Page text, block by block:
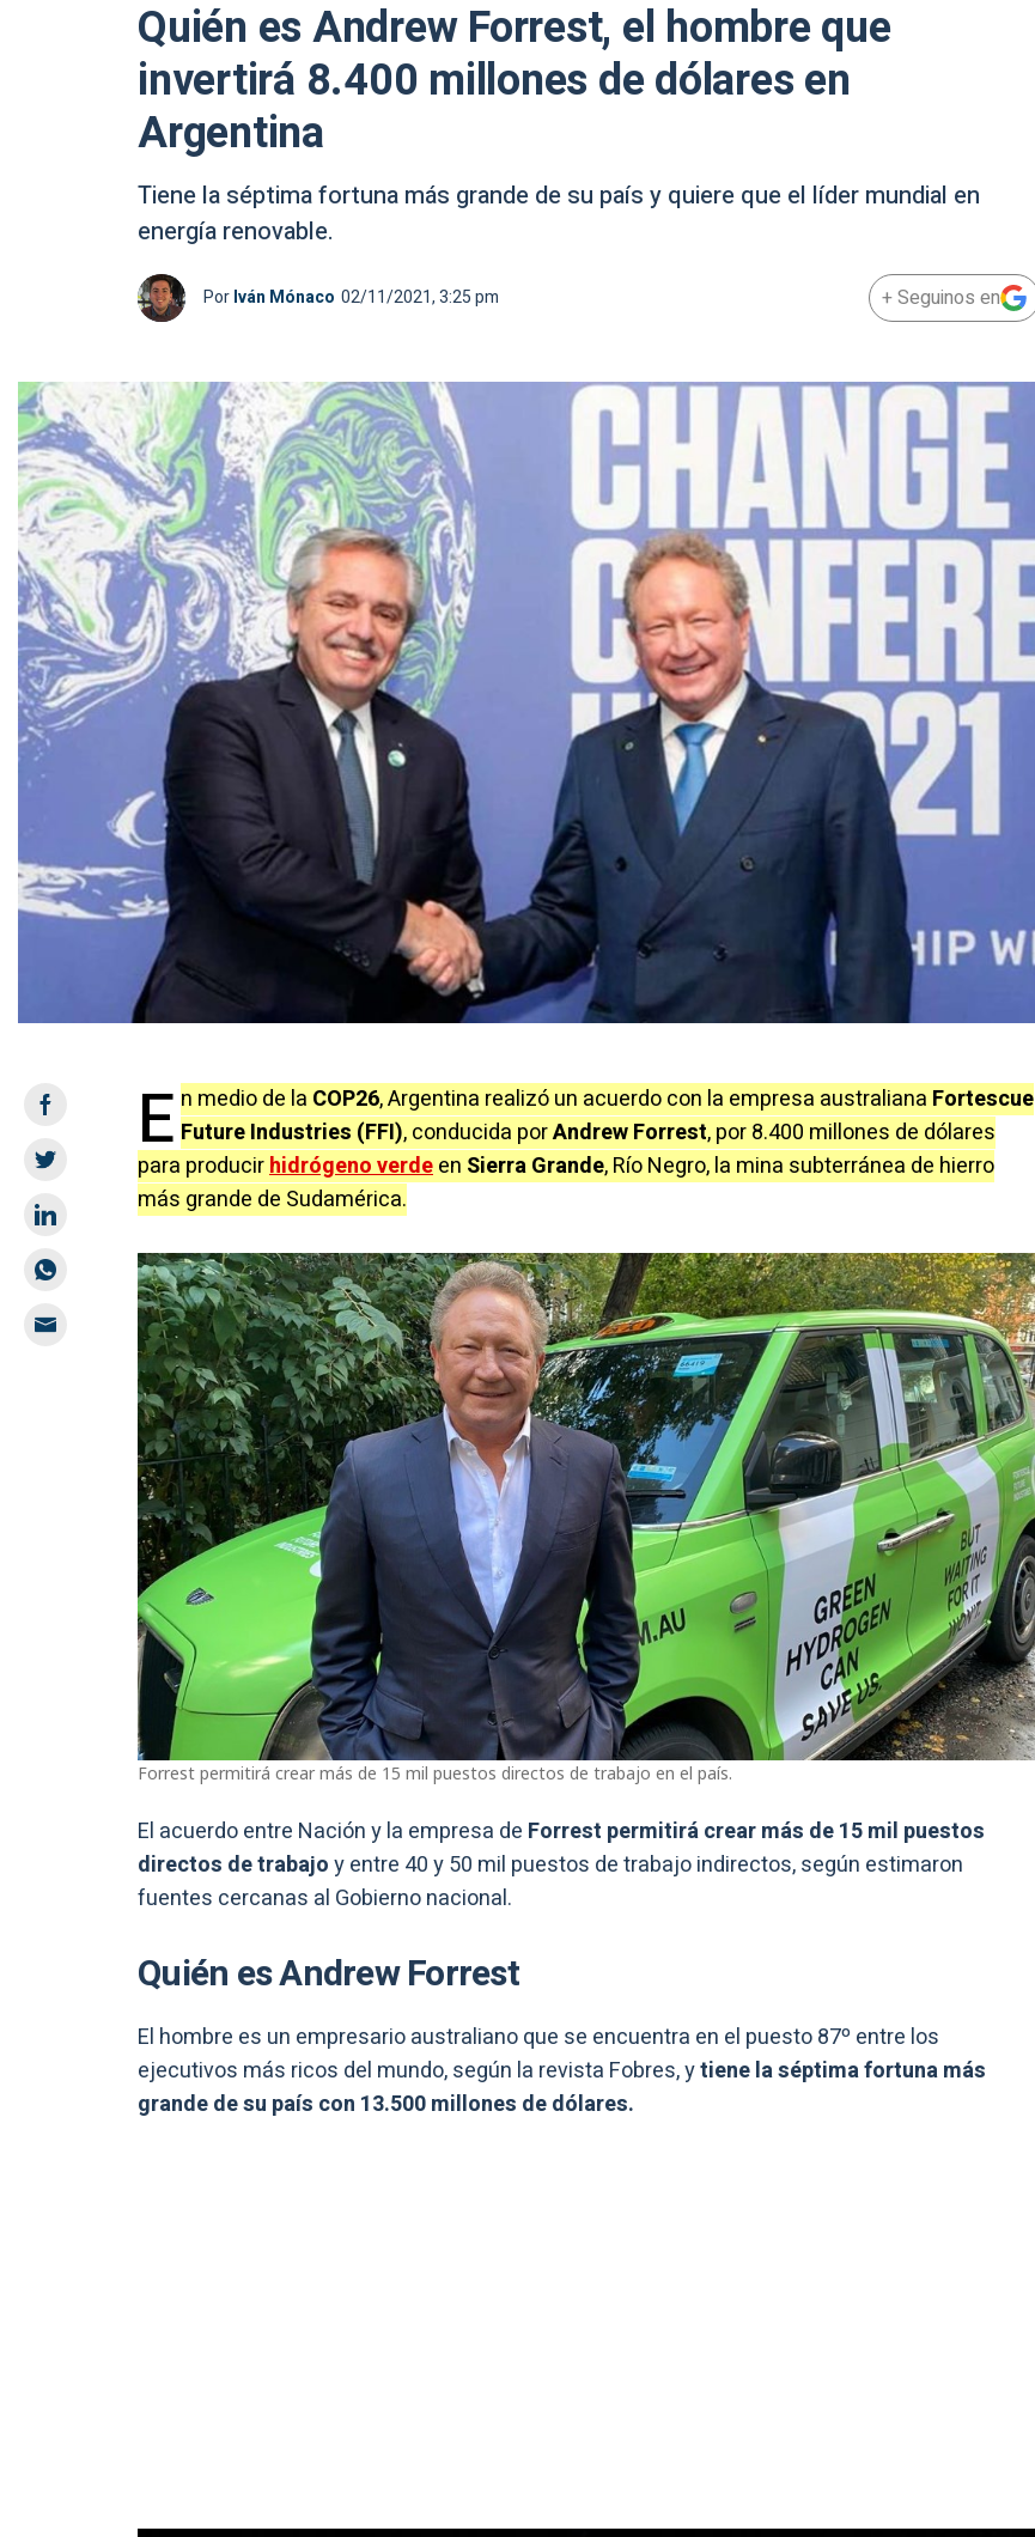
Quién es Andrew Forrest, el hombre que
invertirá 8.400 millones de dólares en
Argentina
Tiene la séptima fortuna más grande de su país y quiere que el líder mundial en
energía renovable.
PorIván Mónaco 02/11/2021, 3:25 pm + Seguinos en
E n medio de la COP26, Argentina realizó un acuerdo con la empresa australiana Fortescue
Future Industries (FFI), conducida porAndrew Forrest, por 8.400 millones de dólares
para producirhidrógeno verdeen Sierra Grande, Río Negro, la mina subterránea de hierro
más grande de Sudamérica.
Forrest permitirá crear más de 15 mil puestos directos de trabajo en el país.
El acuerdo entre Nación y la empresa de Forrest permitirá crear más de 15 mil puestos
directos de trabajoy entre 40 y 50 mil puestos de trabajo indirectos, según estimaron
fuentes cercanas al Gobierno nacional.
Quién es Andrew Forrest
El hombre es un empresario australiano que se encuentra en el puesto 87º entre los
ejecutivos más ricos del mundo, según la revista Fobres, ytiene la séptima fortuna más
grande de su país con 13.500 millones de dólares.